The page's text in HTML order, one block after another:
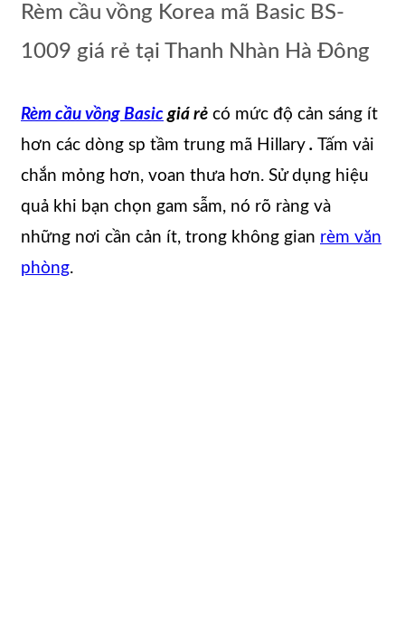
Rèm cầu vồng Korea mã Basic BS-
1009 giá rẻ tại Thanh Nhàn Hà Đông
Rèm cầu vồng Basicgiá rẻ có mức độ cản sáng ít
hơn các dòng sp tầm trung mã Hillary . Tấm vải
chắn mỏng hơn, voan thưa hơn. Sử dụng hiệu
quả khi bạn chọn gam sẫm, nó rõ ràng và
những nơi cần cản ít, trong không gian rèm văn
phòng.